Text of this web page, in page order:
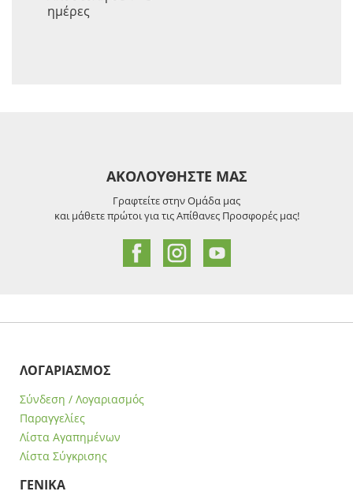
ημέρες
ΑΚΟΛΟΥΘΗΣΤΕ ΜΑΣ
Γραφτείτε στην Ομάδα μας
και μάθετε πρώτοι για τις Απίθανες Προσφορές μας!
ΛΟΓΑΡΙΑΣΜΟΣ
Σύνδεση / Λογαριασμός
Παραγγελίες
Λίστα Αγαπημένων
Λίστα Σύγκρισης
ΓΕΝΙΚΑ